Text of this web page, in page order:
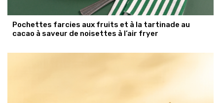
Pochettes farcies aux fruits et à la tartinade au
cacao à saveur de noisettes à l’air fryer